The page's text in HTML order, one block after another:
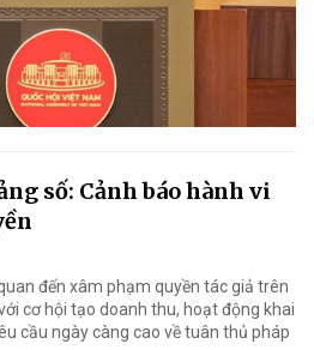
số: Cảnh báo hành vi
đến xâm phạm quyền tác giả trên
cơ hội tạo doanh thu, hoạt động khai
cầu ngày càng cao về tuân thủ pháp